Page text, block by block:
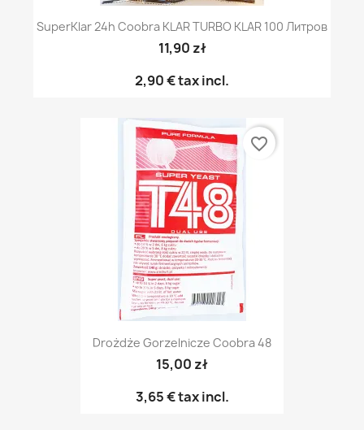
SuperKlar 24h Coobra KLAR TURBO KLAR 100 Литров
11,90 zł
2,90 €tax incl.
Drożdże Gorzelnicze Coobra 48
15,00 zł
3,65 €tax incl.
favorite_border